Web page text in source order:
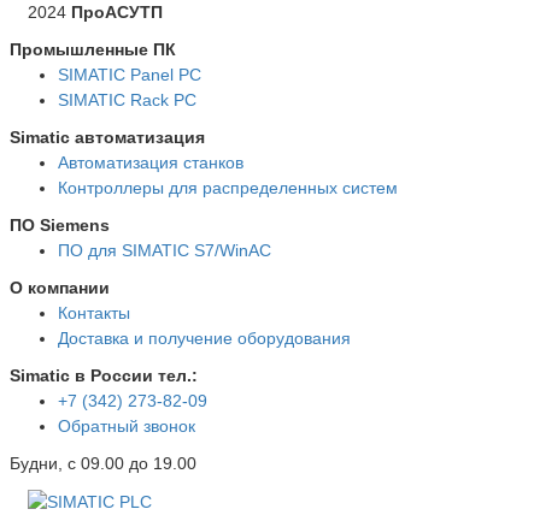
2024 ПроАСУТП
Промышленные ПК
SIMATIC Panel PС
SIMATIC Rack PC
Simatic автоматизация
Автоматизация станков
Контроллеры для распределенных систем
ПО Siemens
ПО для SIMATIC S7/WinAC
О компании
Контакты
Доставка и получение оборудования
Simatic в России тел.:
+7 (342) 273-82-09
Обратный звонок
Будни, с 09.00 до 19.00